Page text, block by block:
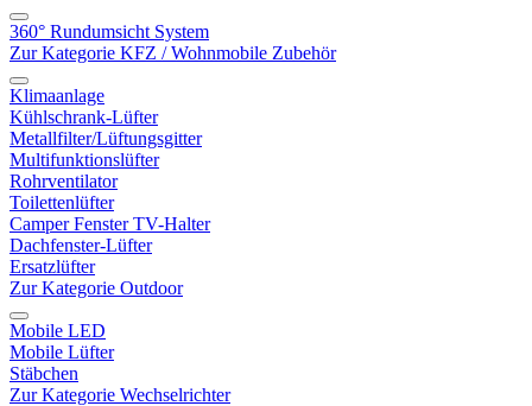
360° Rundumsicht System
Zur Kategorie KFZ / Wohnmobile Zubehör
Klimaanlage
Kühlschrank-Lüfter
Metallfilter/Lüftungsgitter
Multifunktionslüfter
Rohrventilator
Toilettenlüfter
Camper Fenster TV-Halter
Dachfenster-Lüfter
Ersatzlüfter
Zur Kategorie Outdoor
Mobile LED
Mobile Lüfter
Stäbchen
Zur Kategorie Wechselrichter